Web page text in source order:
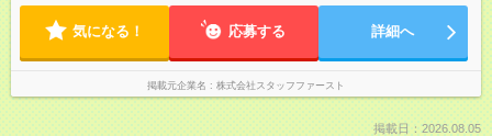
気になる！ 応募する 詳細へ
掲載元企業名 株式会社スタッフファースト
掲載日：2026.08.05